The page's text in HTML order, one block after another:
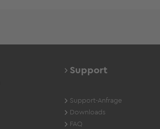
Support
Support-Anfrage
Downloads
FAQ